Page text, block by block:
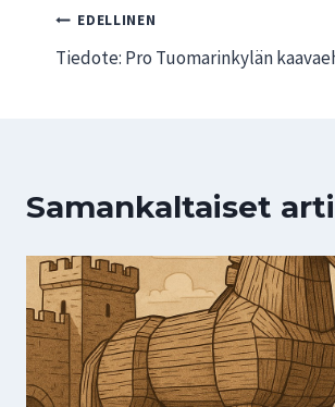
Artikkelien
selaus
EDELLINEN
Tiedote: Pro Tuomarinkylän
Samankaltaiset